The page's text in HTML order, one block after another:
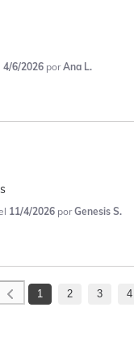
4/6/2026 porAna L.
11/4/2026 porGenesis S.
1 2 3 4